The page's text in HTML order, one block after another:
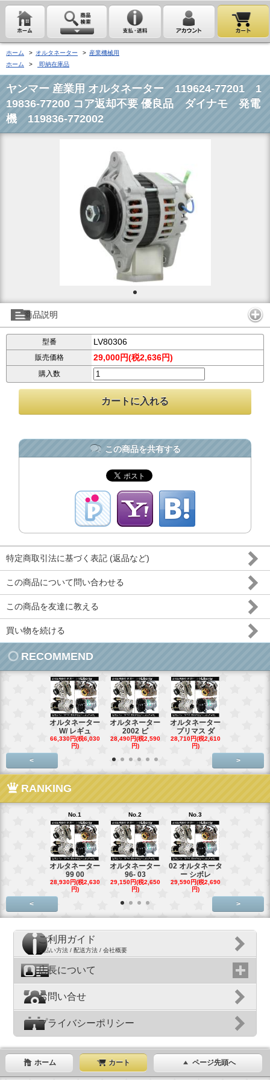
ホーム > オルタネーター > 産業機械用
ホーム
> 即納在庫品
ヤンマー 産業用 オルタネーター 119624-77201 1
19836-77200 コア返却不要 優良品 ダイナモ 発電
機 119836-772002
商品説明
型番 LV80306
販売価格 29,000円(税2,636円)
購入数
この商品を共有する
特定商取引法に基づく表記 (返品など)
この商品について問い合わせる
この商品を友達に教える
買い物を続ける
RECOMMEND
オルタネーター
W/ レギュ
66,330円(税6,030
円)
オルタネーター
2002 ビ
28,490円(税2,590
円)
オルタネーター
プリマス ダ
28,710円(税2,610
円)
< >
RANKING
No.1
オルタネーター
99 00
28,930円(税2,630
円)
No.2
オルタネーター
96- 03
29,150円(税2,650
円)
No.3
02 オルタネータ
ー シボレ
29,590円(税2,690
円)
< >
ご利用ガイド
支払い方法 / 配送方法 / 会社概要
店長について
お問い合せ
プライバシーポリシー
ホーム カート ページ先頭へ